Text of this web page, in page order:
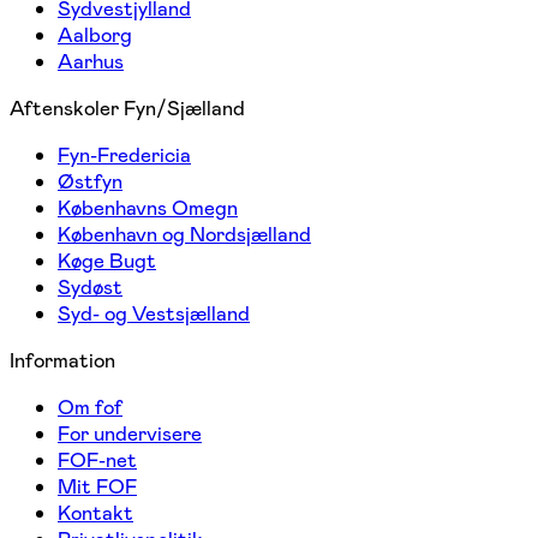
Sydvestjylland
Aalborg
Aarhus
Aftenskoler Fyn/Sjælland
Fyn-Fredericia
Østfyn
Københavns Omegn
København og Nordsjælland
Køge Bugt
Sydøst
Syd- og Vestsjælland
Information
Om fof
For undervisere
FOF-net
Mit FOF
Kontakt